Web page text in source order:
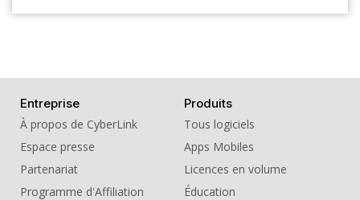
Sequence
Entreprise
À propos de CyberLink
Espace presse
Partenariat
Programme d'Affiliation
Produits
Tous logiciels
Apps Mobiles
Licences en volume
Éducation